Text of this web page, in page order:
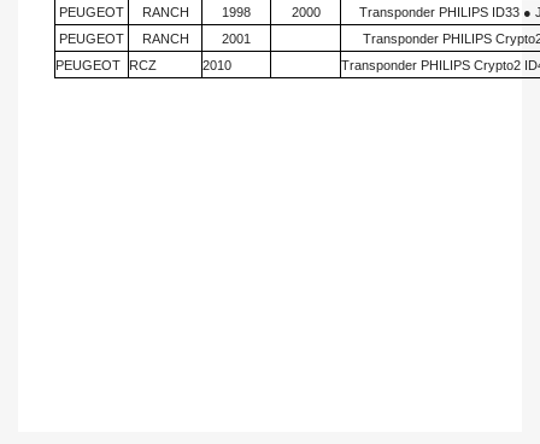
PEUGEOT
RANCH 1998 2000
Transponder PHILIPS ID33 ●
PEUGEOT
RANCH 2001
Transponder PHILIPS
PEUGEOT
RCZ 2010 Transponder PHILIPS Crypto2